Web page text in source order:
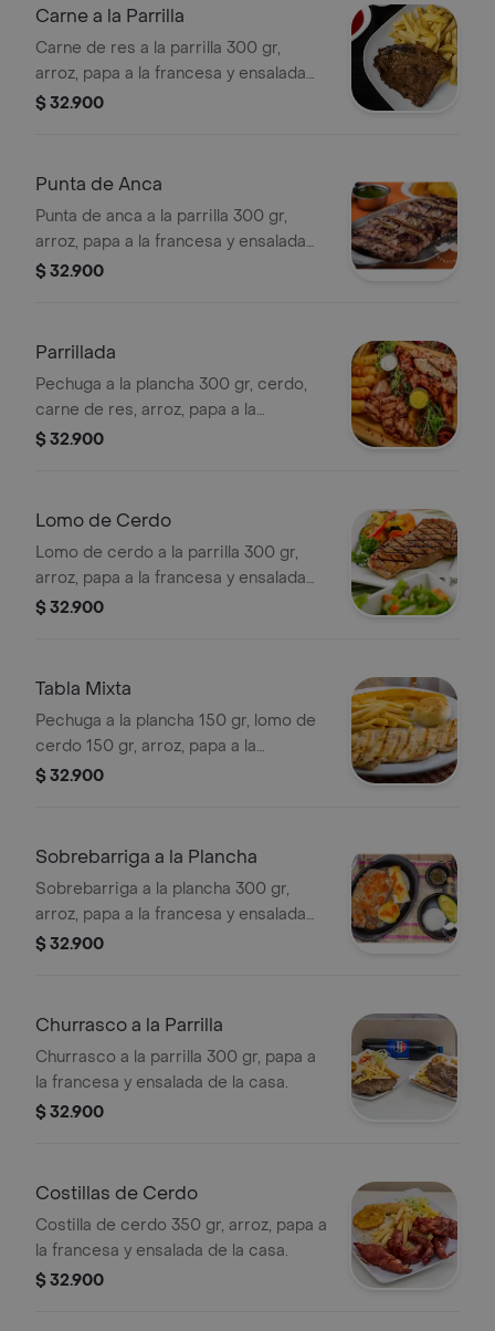
Carne a la Parrilla
Carne de res a la parrilla 300 gr,
arroz, papa a la francesa y ensalada
de la casa.
$ 32.900
Punta de Anca
Punta de anca a la parrilla 300 gr,
arroz, papa a la francesa y ensalada
de la casa.
$ 32.900
Parrillada
Pechuga a la plancha 300 gr, cerdo,
carne de res, arroz, papa a la
francesa y ensalada de la casa.
$ 32.900
Lomo de Cerdo
Lomo de cerdo a la parrilla 300 gr,
arroz, papa a la francesa y ensalada
de la casa.
$ 32.900
Tabla Mixta
Pechuga a la plancha 150 gr, lomo de
cerdo 150 gr, arroz, papa a la
francesa y ensalada de la casa.
$ 32.900
Sobrebarriga a la Plancha
Sobrebarriga a la plancha 300 gr,
arroz, papa a la francesa y ensalada
de la casa.
$ 32.900
Churrasco a la Parrilla
Churrasco a la parrilla 300 gr, papa a
la francesa y ensalada de la casa.
$ 32.900
Costillas de Cerdo
Costilla de cerdo 350 gr, arroz, papa a
la francesa y ensalada de la casa.
$ 32.900